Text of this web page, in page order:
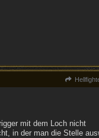
mit dem Loch nicht
in der man die Stelle